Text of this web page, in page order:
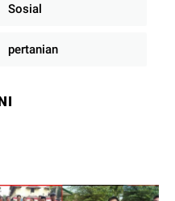
Sosial
pertanian